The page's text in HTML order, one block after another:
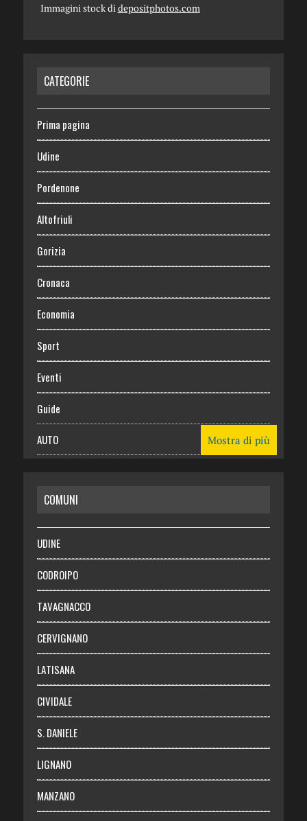
Immagini stock di depositphotos.com
CATEGORIE
Prima pagina
Udine
Pordenone
Altofriuli
Gorizia
Cronaca
Economia
Sport
Eventi
Guide
AUTO
RISPARMIO
SALUTE
Necrologie
Chi siamo
Abbonati
Login
Mostra di più
COMUNI
UDINE
CODROIPO
TAVAGNACCO
CERVIGNANO
LATISANA
CIVIDALE
S. DANIELE
LIGNANO
MANZANO